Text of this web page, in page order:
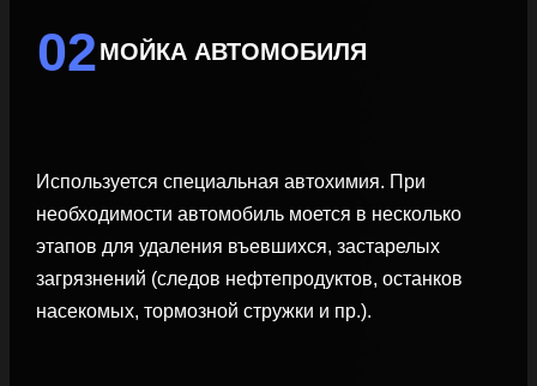
02МОЙКА АВТОМОБИЛЯ
Используется специальная автохимия. При
необходимости автомобиль моется в несколько
этапов для удаления въевшихся, застарелых
загрязнений (следов нефтепродуктов, останков
насекомых, тормозной стружки и пр.).